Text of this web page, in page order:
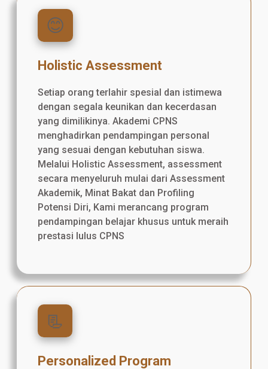
😊
Holistic Assessment
Setiap orang terlahir spesial dan istimewa
dengan segala keunikan dan kecerdasan
yang dimilikinya. Akademi CPNS
menghadirkan pendampingan personal
yang sesuai dengan kebutuhan siswa.
Melalui Holistic Assessment, assessment
secara menyeluruh mulai dari Assessment
Akademik, Minat Bakat dan Profiling
Potensi Diri, Kami merancang program
pendampingan belajar khusus untuk meraih
prestasi lulus CPNS
📃
Personalized Program